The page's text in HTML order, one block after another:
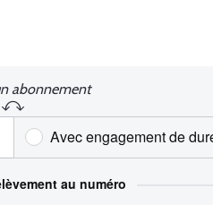
abonnement
Avec engagement de
au numéro